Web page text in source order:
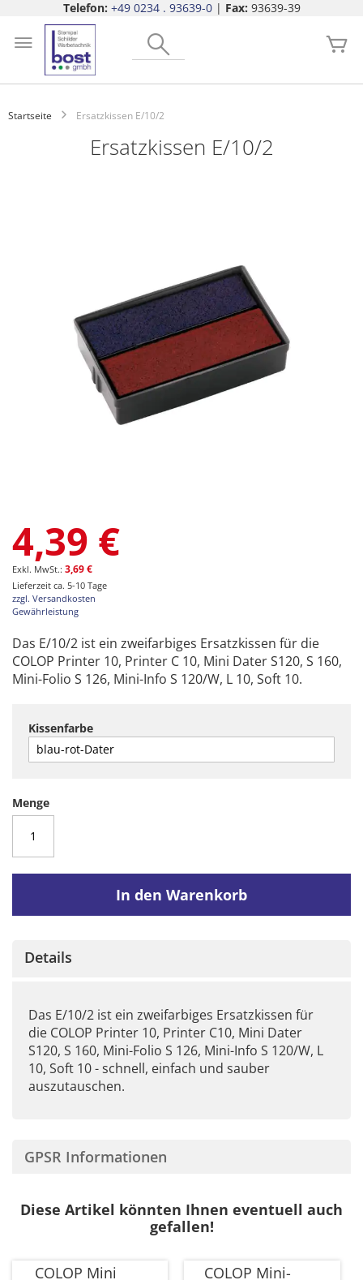
Telefon: +49 0234 . 93639-0| Fax: 93639-39
springen
Startseite Ersatzkissen E/10/2
Ersatzkissen E/10/2
Anfang
der
Bildgalerie
springen
4,39 €
3,69 €
Lieferzeit ca. 5-10 Tage
zzgl. Versandkosten
Gewährleistung
Das E/10/2 ist ein zweifarbiges Ersatzkissen für die
COLOP Printer 10, Printer C 10, Mini Dater S120, S 160,
Mini-Folio S 126, Mini-Info S 120/W, L 10, Soft 10.
Kissenfarbe
Menge
In den Warenkorb
Details
Das E/10/2 ist ein zweifarbiges Ersatzkissen für
die COLOP Printer 10, Printer C10, Mini Dater
S120, S 160, Mini-Folio S 126, Mini-Info S 120/W, L
10, Soft 10 - schnell, einfach und sauber
auszutauschen.
GPSR Informationen
Diese Artikel könnten Ihnen eventuell auch
gefallen!
COLOP Mini
COLOP Mini-